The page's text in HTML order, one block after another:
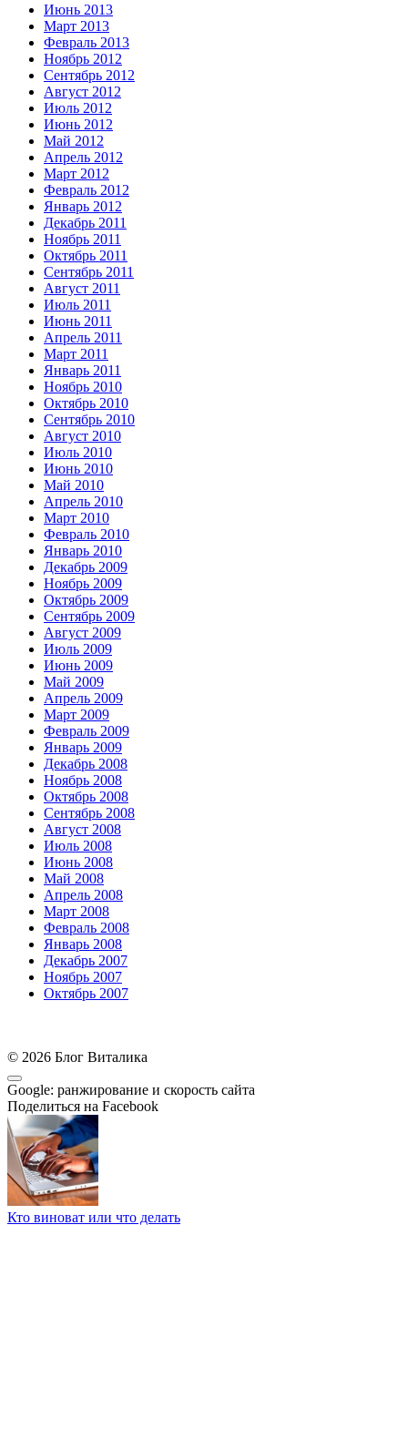
Июнь 2013
Март 2013
Февраль 2013
Ноябрь 2012
Сентябрь 2012
Август 2012
Июль 2012
Июнь 2012
Май 2012
Апрель 2012
Март 2012
Февраль 2012
Январь 2012
Декабрь 2011
Ноябрь 2011
Октябрь 2011
Сентябрь 2011
Август 2011
Июль 2011
Июнь 2011
Апрель 2011
Март 2011
Январь 2011
Ноябрь 2010
Октябрь 2010
Сентябрь 2010
Август 2010
Июль 2010
Июнь 2010
Май 2010
Апрель 2010
Март 2010
Февраль 2010
Январь 2010
Декабрь 2009
Ноябрь 2009
Октябрь 2009
Сентябрь 2009
Август 2009
Июль 2009
Июнь 2009
Май 2009
Апрель 2009
Март 2009
Февраль 2009
Январь 2009
Декабрь 2008
Ноябрь 2008
Октябрь 2008
Сентябрь 2008
Август 2008
Июль 2008
Июнь 2008
Май 2008
Апрель 2008
Март 2008
Февраль 2008
Январь 2008
Декабрь 2007
Ноябрь 2007
Октябрь 2007
© 2026 Блог Виталика
Google: ранжирование и скорость сайта
Поделиться на Facebook
Кто виноват или что делать